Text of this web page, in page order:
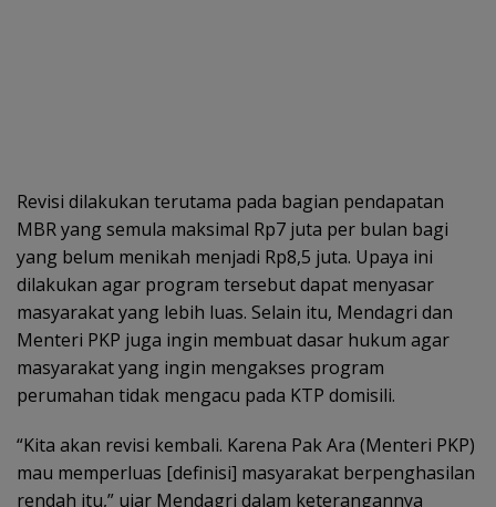
Revisi dilakukan terutama pada bagian pendapatan
MBR yang semula maksimal Rp7 juta per bulan bagi
yang belum menikah menjadi Rp8,5 juta. Upaya ini
dilakukan agar program tersebut dapat menyasar
masyarakat yang lebih luas. Selain itu, Mendagri dan
Menteri PKP juga ingin membuat dasar hukum agar
masyarakat yang ingin mengakses program
perumahan tidak mengacu pada KTP domisili.
“Kita akan revisi kembali. Karena Pak Ara (Menteri PKP)
mau memperluas [definisi] masyarakat berpenghasilan
rendah itu,” ujar Mendagri dalam keterangannya